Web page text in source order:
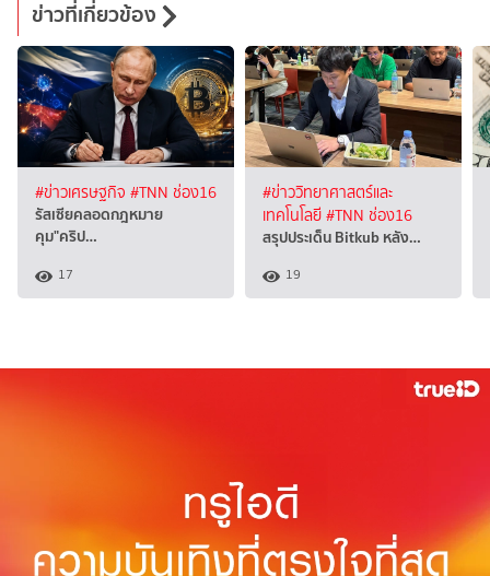
ข่าวที่เกี่ยวข้อง
#ข่าวเศรษฐกิจ #TNN ช่อง16
รัสเซียคลอดกฎหมาย
คุม"คริป…
17
#ข่าววิทยาศาสตร์และ
เทคโนโลยี#TNN ช่อง16
สรุปประเด็น Bitkub หลัง…
19